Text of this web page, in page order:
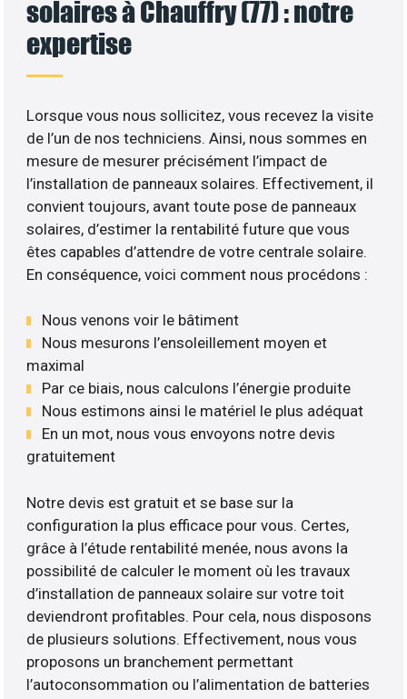
solaires à Chauffry (77) : notre
expertise
Lorsque vous nous sollicitez, vous recevez la visite
de l’un de nos techniciens. Ainsi, nous sommes en
mesure de mesurer précisément l’impact de
l’installation de panneaux solaires. Effectivement, il
convient toujours, avant toute pose de panneaux
solaires, d’estimer la rentabilité future que vous
êtes capables d’attendre de votre centrale solaire.
En conséquence, voici comment nous procédons :
Nous venons voir le bâtiment
Nous mesurons l’ensoleillement moyen et
maximal
Par ce biais, nous calculons l’énergie produite
Nous estimons ainsi le matériel le plus adéquat
En un mot, nous vous envoyons notre devis
gratuitement
Notre devis est gratuit et se base sur la
configuration la plus efficace pour vous. Certes,
grâce à l’étude rentabilité menée, nous avons la
possibilité de calculer le moment où les travaux
d’installation de panneaux solaire sur votre toit
deviendront profitables. Pour cela, nous disposons
de plusieurs solutions. Effectivement, nous vous
proposons un branchement permettant
l’autoconsommation ou l’alimentation de batteries